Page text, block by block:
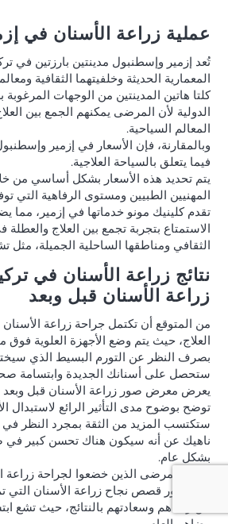
عملية زراعة الأسنان في
تُعد إزمير وإسطنبول مدينتين بارزتين في
المعمارية الحديثة وخلفيتهما الثقافية
كلتا هاتين المدينتين من الوجهات المرغوبة
الدولية لأن المرضى يمكنهم الجمع بين
المعالم السياحية.
وبالمقارنة، فإن الأسعار في إزمير
فيما يتعلق بالسياحة العلاجية.
يتم تحديد هذه الأسعار بشكل أساسي من
المهنيين الطبيين ومستوى الرفاهية التي
تقدم كلينيك مونو خدماتها في إزمير، مما
الاستمتاع بتجربة تجمع بين العلاج والعطلة
الثقافي ومناطقها الساحلية الجميلة،
نتائج زراعة الأسنان في
زراعة الأسنان قبل وبعد
من المتوقع أن تكتمل جراحة زراعة الأسنان
العلاج، حيث يتم وضع الأجهزة العلوية فوق
بصرف النظر عن التورم البسيط الذي
ستحصل على أسنانك الجديدة وابتسامة
يعرض معرض صور زراعة الأسنان قبل وبعد
توضح بوضوح مدى التأثير الرائع
ستكتسب المزيد من الثقة بمجرد النظر في
ناهيك عن أنه سيكون هناك تحسن كبير
بشكل عام.
يعرب المرضى الذين خضعوا لجراحة
في “صور قصص نجاح زراعة الأسنان التي
عن رضاهم وسعادتهم بالنتائج، حيث تشع